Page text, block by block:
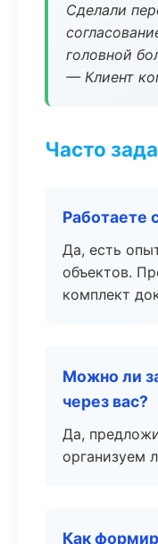
Сделали
головной
— Клиент
Часто
Работаете
Да, есть
объектов.
комплект
Можно ли
через вас?
Да,
организуем
Как